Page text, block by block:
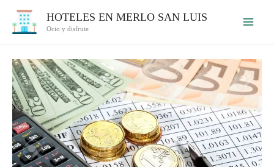
HOTELES EN MERLO SAN LUIS
Ocio y disfrute